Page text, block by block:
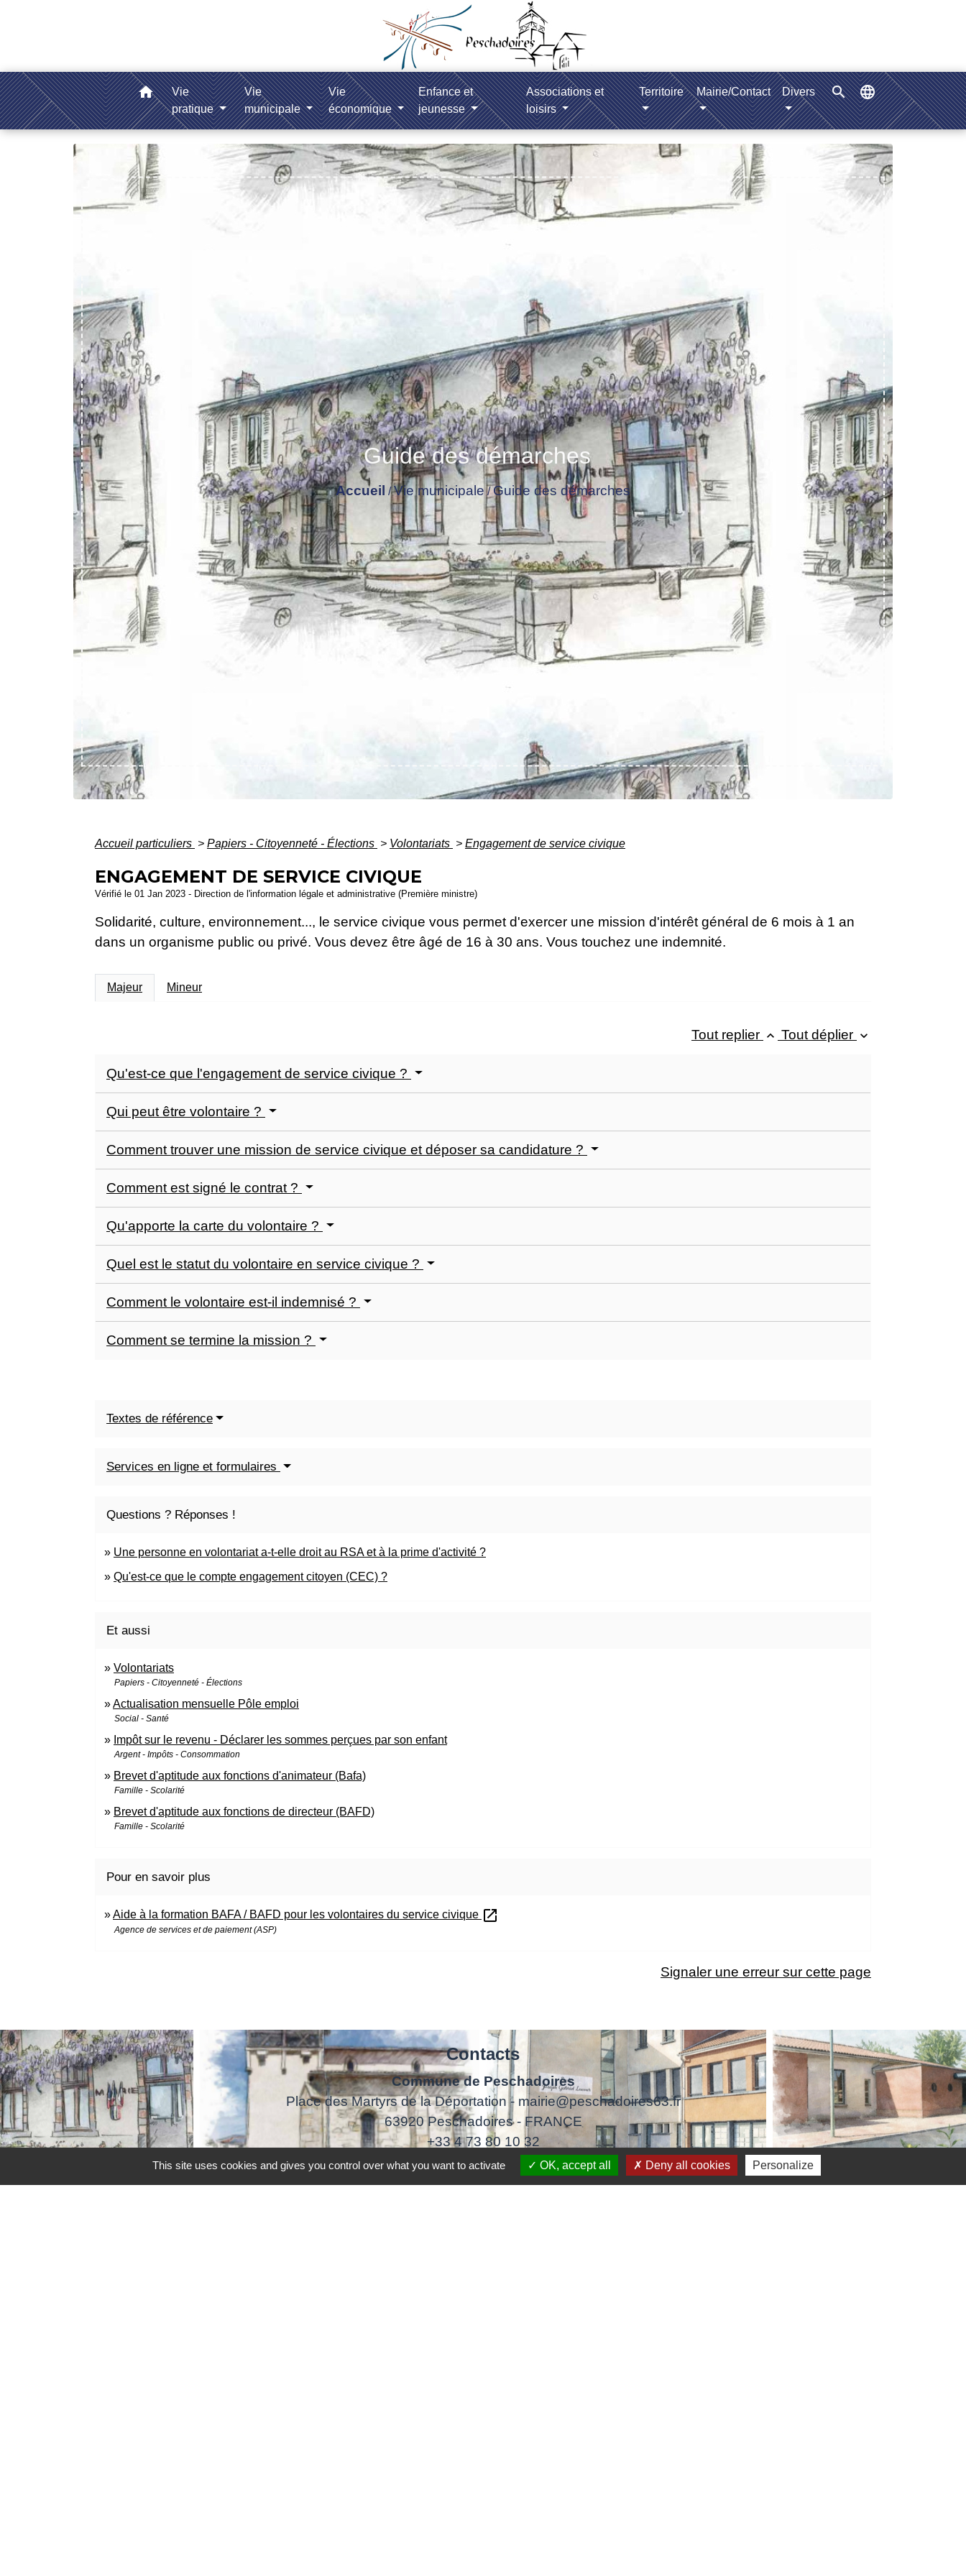
home
Vie
pratique
Vie
municipale
Vie
économique
Enfance et
jeunesse
Associations et
loisirs
Territoire Mairie/Contact Divers search language
Guide des démarches
Accueil /Vie municipale /Guide des démarches
Accueil particuliers > Papiers - Citoyenneté - Élections > Volontariats > Engagement de service civique
ENGAGEMENT DE SERVICE CIVIQUE
Vérifié le 01 Jan 2023 - Direction de l'information légale et administrative (Première ministre)
Solidarité, culture, environnement..., le service civique vous permet d'exercer une mission d'intérêt général de 6 mois à 1 an
dans un organisme public ou privé. Vous devez être âgé de 16 à 30 ans. Vous touchez une indemnité.
Majeur Mineur
Tout replier keyboard_arrow_up Tout déplier keyboard_arrow_down
Qu'est-ce que l'engagement de service civique ?
Qui peut être volontaire ?
Comment trouver une mission de service civique et déposer sa candidature ?
Comment est signé le contrat ?
Qu'apporte la carte du volontaire ?
Quel est le statut du volontaire en service civique ?
Comment le volontaire est-il indemnisé ?
Comment se termine la mission ?
Textes de référence
Services en ligne et formulaires
Questions ? Réponses !
Une personne en volontariat a-t-elle droit au RSA et à la prime d'activité ?
Qu'est-ce que le compte engagement citoyen (CEC) ?
Et aussi
Volontariats
Papiers - Citoyenneté - Élections
Actualisation mensuelle Pôle emploi
Social - Santé
Impôt sur le revenu - Déclarer les sommes perçues par son enfant
Argent - Impôts - Consommation
Brevet d'aptitude aux fonctions d'animateur (Bafa)
Famille - Scolarité
Brevet d'aptitude aux fonctions de directeur (BAFD)
Famille - Scolarité
Pour en savoir plus
Aide à la formation BAFA / BAFD pour les volontaires du service civique open_in_new
Agence de services et de paiement (ASP)
Signaler une erreur sur cette page
Contacts
Commune de Peschadoires
Place des Martyrs de la Déportation - mairie@peschadoires63.fr
63920 Peschadoires - FRANCE
+33 4 73 80 10 32
Contact par formulaire
This site uses cookies and gives you control over what you want to activate OK, accept all Deny all cookies Personalize